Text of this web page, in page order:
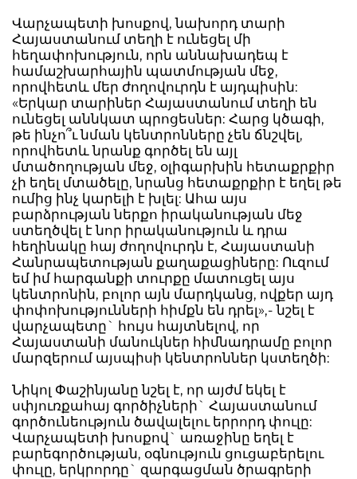
Վարչապետի խոսքով, նախորդ տարի
Հայաստանում տեղի է ունեցել մի
հեղափոխություն, որն աննախադեպ է
համաշխարհային պատմության մեջ,
որովհետև մեր ժողովուրդն է այդպիսին:
«Երկար տարիներ Հայաստանում տեղի են
ունեցել աննկատ պրոցեսներ: Հարց կծագի,
թե ինչո՞ւ նման կենտրոնները չեն ճնշվել,
որովհետև նրանք գործել են այլ
մտածողության մեջ, օլիգարխին հետաքրքիր
չի եղել մտածելը, նրանց հետաքրքիր է եղել թե
ումից ինչ կարելի է խլել: Ահա այս
բարձրության ներքո իրականության մեջ
ստեղծվել է նոր իրականություն և դրա
հեղինակը հայ ժողովուրդն է, Հայաստանի
Հանրապետության քաղաքացիները: Ուզում
եմ իմ հարգանքի տուրքը մատուցել այս
կենտրոնին, բոլոր այն մարդկանց, ովքեր այդ
փոփոխությունների հիմքն են դրել»,- նշել է
վարչապետը` հույս հայտնելով, որ
Հայաստանի մանուկներ հիմնադրամը բոլոր
մարզերում այսպիսի կենտրոններ կստեղծի:
Նիկոլ Փաշինյանը նշել է, որ այժմ եկել է
սփյուռքահայ գործիչների` Հայաստանում
գործունեություն ծավալելու երրորդ փուլը:
Վարչապետի խոսքով` առաջինը եղել է
բարեգործության, օգնություն ցուցաբերելու
փուլը, երկրորդը` զարգացման ծրագրերի